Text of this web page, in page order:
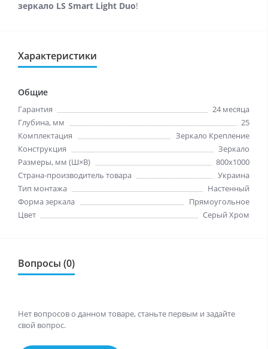
зеркало LS Smart Light Duo!
Характеристики
Общие
Гарантия
24 месяца
Глубина, мм
25
Комплектация
Зеркало Крепление
Конструкция
Зеркало
Размеры, мм (Ш×В)
800x1000
Страна-производитель товара
Украина
Тип монтажа
Настенный
Форма зеркала
Прямоугольное
Цвет
Серый Хром
Вопросы (0)
Нет вопросов о данном товаре, станьте первым и задайте
свой вопрос.